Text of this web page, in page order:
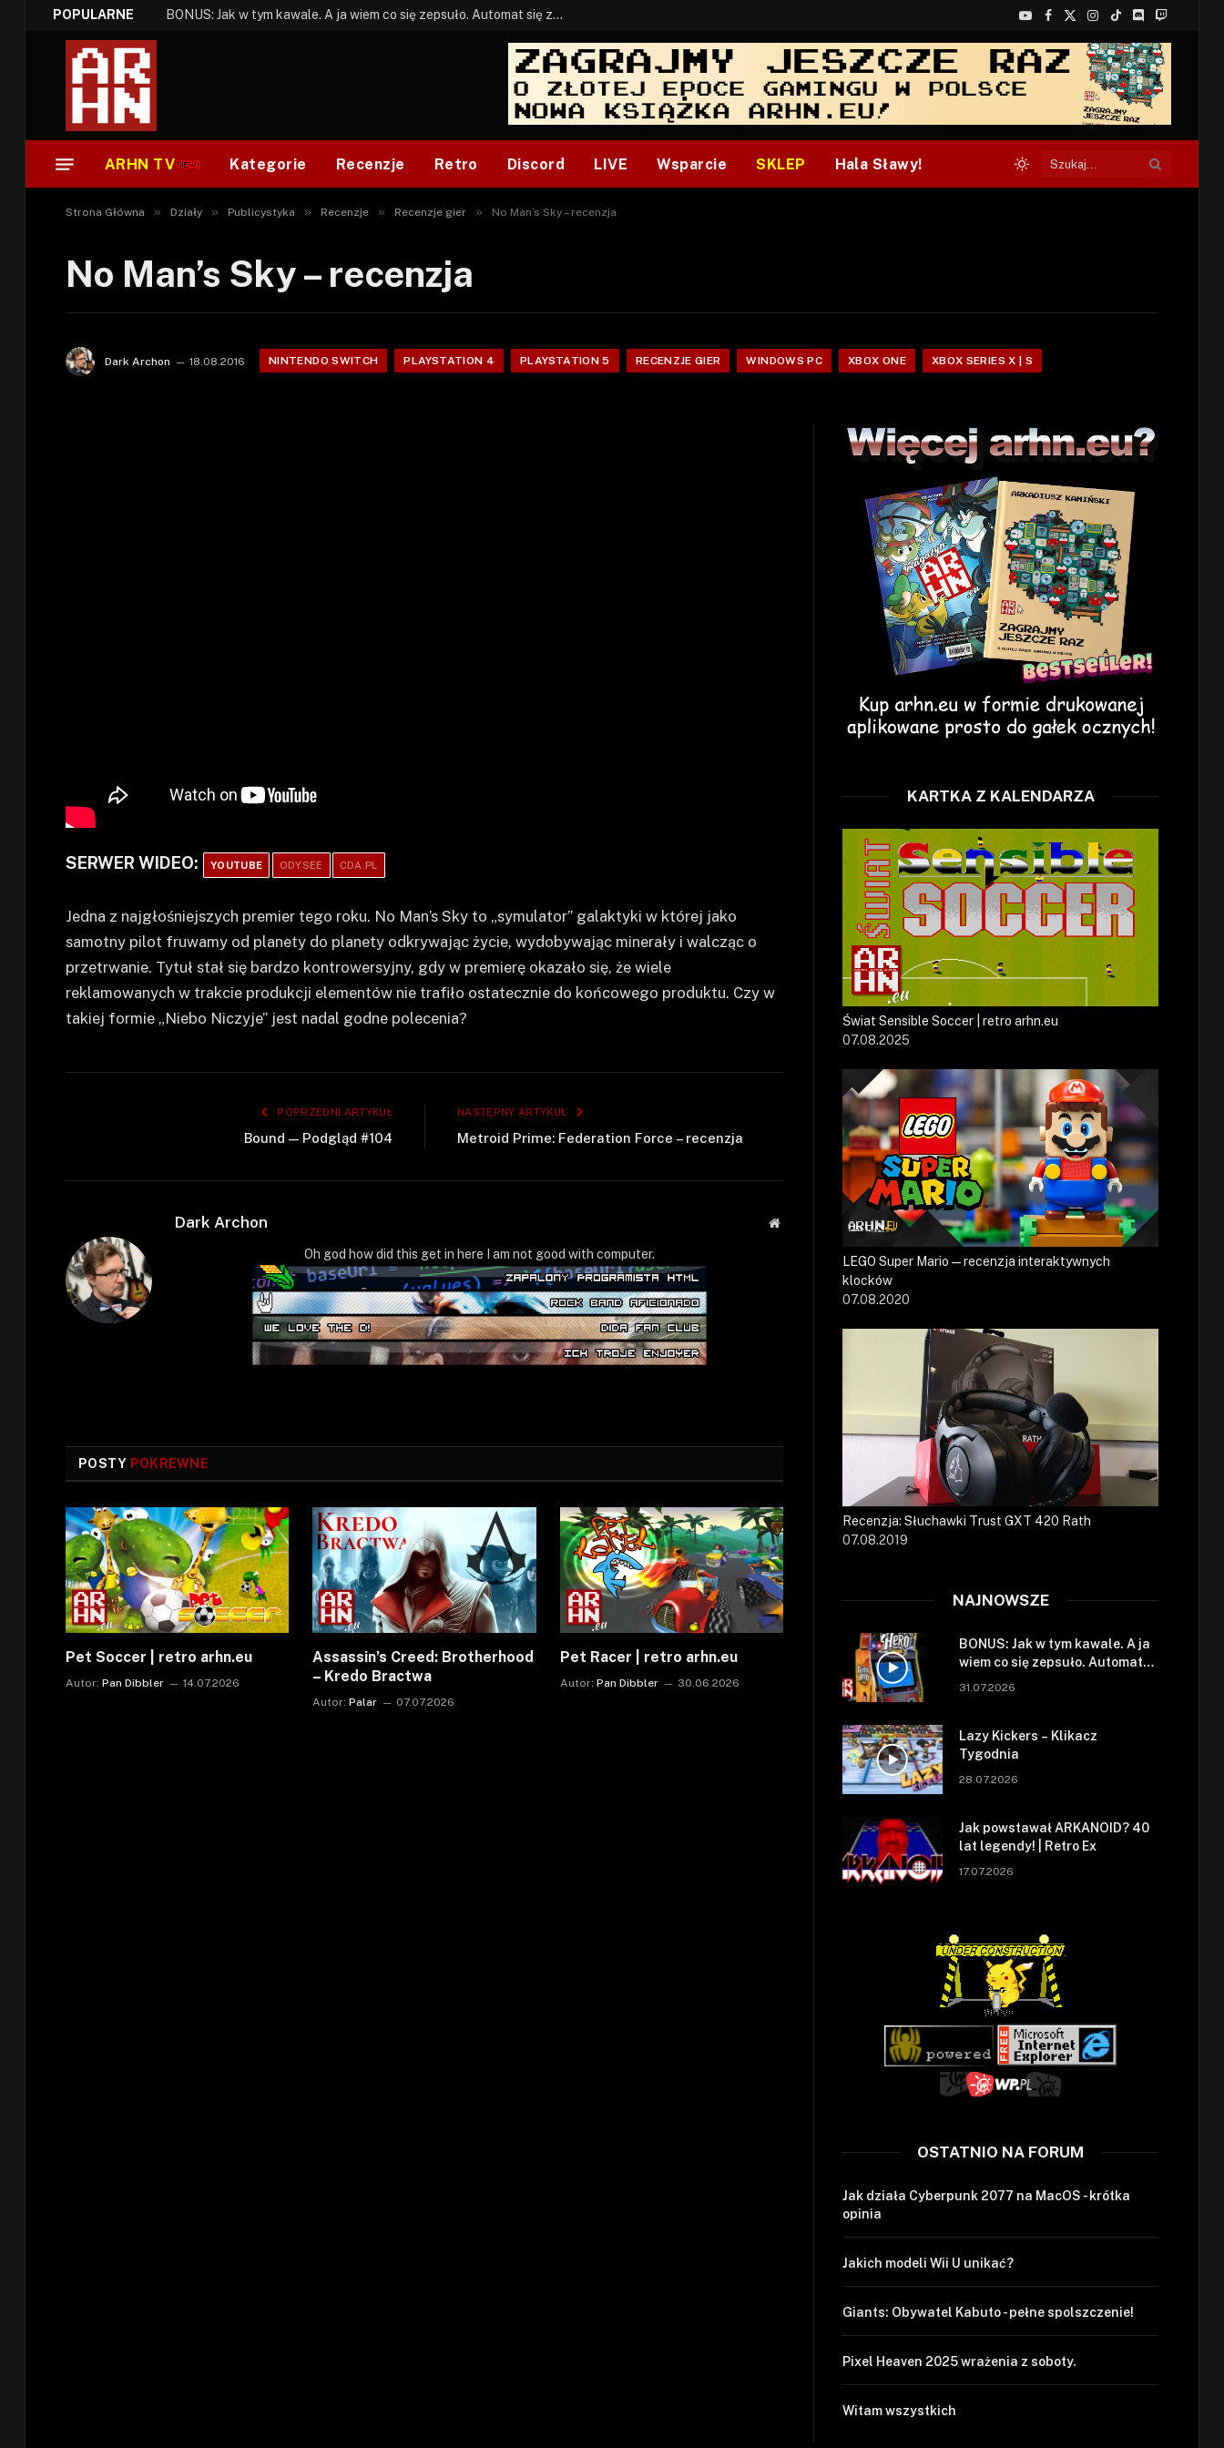
POPULARNE BONUS: Jak w tym kawale. A ja wiem co się zepsuło. Automat się zepsuł.
YouTube
Facebook
X
(Twitter)
Instagram
TikTokDiscordTwitch
ARHN TV Kategorie Recenzje Retro Discord LIVE Wsparcie SKLEP Hala Sławy!
Strona Główna » Działy » Publicystyka » Recenzje » Recenzje gier » No Man’s Sky – recenzja
No Man’s Sky – recenzja
Dark Archon 18.08.2016 NINTENDO SWITCH PLAYSTATION 4 PLAYSTATION 5 RECENZJE GIER WINDOWS PC XBOX ONE XBOX SERIES X | S
SERWER WIDEO: YOUTUBE ODYSEE CDA.PL
Jedna z najgłośniejszych premier tego roku. No Man’s Sky to „symulator” galaktyki w której jako
samotny pilot fruwamy od planety do planety odkrywając życie, wydobywając minerały i walcząc o
przetrwanie. Tytuł stał się bardzo kontrowersyjny, gdy w premierę okazało się, że wiele
reklamowanych w trakcie produkcji elementów nie trafiło ostatecznie do końcowego produktu. Czy w
takiej formie „Niebo Niczyje” jest nadal godne polecenia?
POPRZEDNI ARTYKUŁ
Bound — Podgląd #104
NASTĘPNY ARTYKUŁ
Metroid Prime: Federation Force – recenzja
Dark Archon
Strona
Oh god how did this get in here I am not good with computer.
POSTY POKREWNE
Pet Soccer | retro arhn.eu
Autor: Pan Dibbler 14.07.2026
Assassin’s Creed: Brotherhood
– Kredo Bractwa
Autor: Palar 07.07.2026
Pet Racer | retro arhn.eu
Autor: Pan Dibbler 30.06.2026
KARTKA Z KALENDARZA
Świat Sensible Soccer | retro arhn.eu
07.08.2025
LEGO Super Mario — recenzja interaktywnych
klocków
07.08.2020
Recenzja: Słuchawki Trust GXT 420 Rath
07.08.2019
NAJNOWSZE
BONUS: Jak w tym kawale. A ja
wiem co się zepsuło. Automat
się zepsuł.
31.07.2026
Lazy Kickers – Klikacz
Tygodnia
28.07.2026
Jak powstawał ARKANOID? 40
lat legendy! | Retro Ex
17.07.2026
OSTATNIO NA FORUM
Jak działa Cyberpunk 2077 na MacOS - krótka
opinia
Jakich modeli Wii U unikać?
Giants: Obywatel Kabuto - pełne spolszczenie!
Pixel Heaven 2025 wrażenia z soboty.
Witam wszystkich